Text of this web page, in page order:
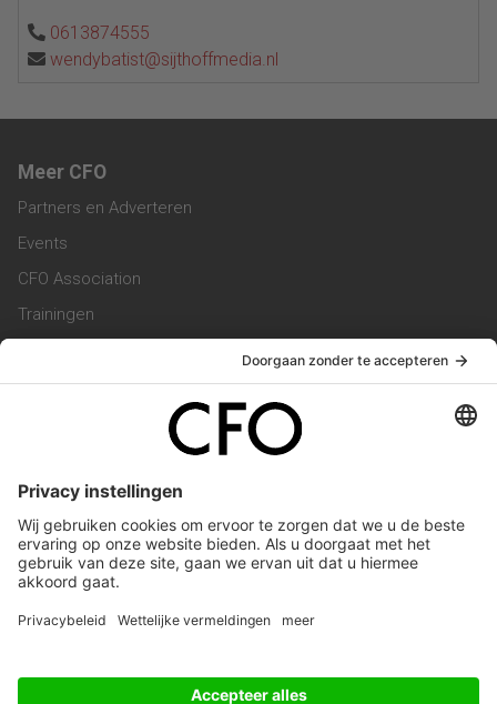
0613874555
wendybatist@sijthoffmedia.nl
Meer CFO
Partners en Adverteren
Events
CFO Association
Trainingen
Vacatures
Service & Contact
Werken bij ons
Privacy Statement
Algemene Voorwaarden